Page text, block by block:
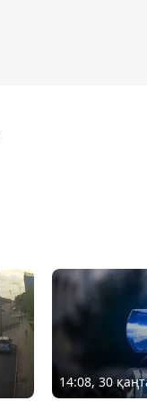
14:08, 30